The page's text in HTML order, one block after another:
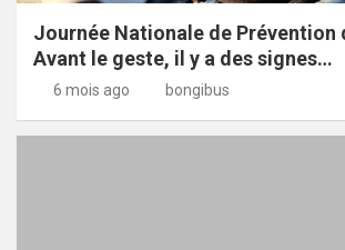
Journée Nationale de Prévention
Avant le geste, il y a des signes…
6 mois ago bongibus